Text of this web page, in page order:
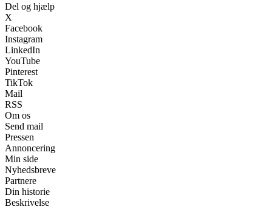
Del og hjælp
X
Facebook
Instagram
LinkedIn
YouTube
Pinterest
TikTok
Mail
RSS
Om os
Send mail
Pressen
Annoncering
Min side
Nyhedsbreve
Partnere
Din historie
Beskrivelse